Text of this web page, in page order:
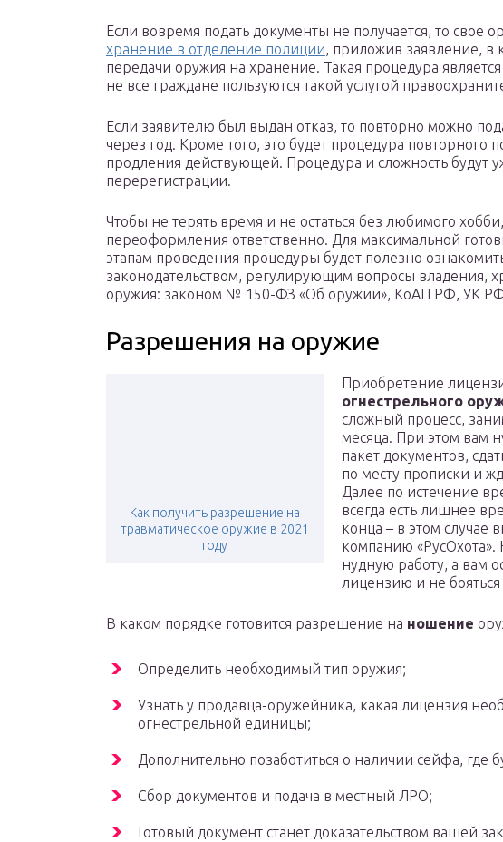
Если вовремя подать документы не получается, то свое
хранение в отделение полиции, приложив заявление, в
передачи оружия на хранение. Такая процедура
не все граждане пользуются такой услугой
Если заявителю был выдан отказ, то повторно можно
через год. Кроме того, это будет процедура повторного
продления действующей. Процедура и сложность будут
перерегистрации.
Чтобы не терять время и не остаться без любимого
переоформления ответственно. Для максимальной
этапам проведения процедуры будет полезно
законодательством, регулирующим вопросы владения,
оружия: законом № 150-ФЗ «Об оружии», КоАП РФ, УК
Разрешения на оружие
Как получить разрешение на
травматическое оружие в 2021
году
Приобретение
огнестрельного
сложный процесс,
месяца. При этом вам
пакет документов,
по месту прописки и
Далее по истечение
всегда есть лишнее
конца – в этом случае
компанию
нудную работу, а вам
лицензию и не
В каком порядке готовится разрешение на ношение
Определить необходимый тип оружия;
Узнать у продавца-оружейника, какая лицензия
огнестрельной единицы;
Дополнительно позаботиться о наличии сейфа, где
Сбор документов и подача в местный ЛРО;
Готовый документ станет доказательством вашей